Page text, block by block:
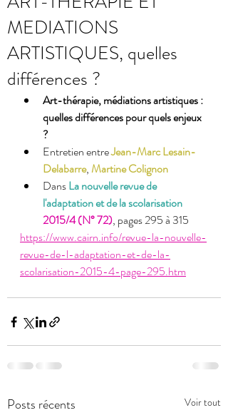
MEDIATIONS
ARTISTIQUES, quelles
différences ?
Art-thérapie, médiations artistiques :
quelles différences pour quels enjeux
?
Entretien entre Jean-Marc Lesain-
Delabarre, Martine Colignon
Dans La nouvelle revue de
l'adaptation et de la scolarisation
2015/4 (N° 72), pages 295 à 315
https://www.cairn.info/revue-la-nouvelle-
revue-de-l-adaptation-et-de-la-
scolarisation-2015-4-page-295.htm
Posts récents Voir tout